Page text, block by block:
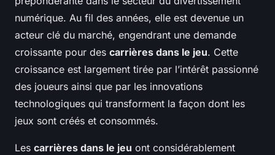
numérique. Au fil des années, elle est devenue un
acteur clé du marché, engendrant une demande
croissante pour des carrières dans le jeu. Cette
croissance est largement tirée par l’intérêt passionné
des joueurs ainsi que par les innovations
technologiques qui transforment la façon dont les
jeux sont créés et consommés.
Les carrières dans le jeu ont considérablement